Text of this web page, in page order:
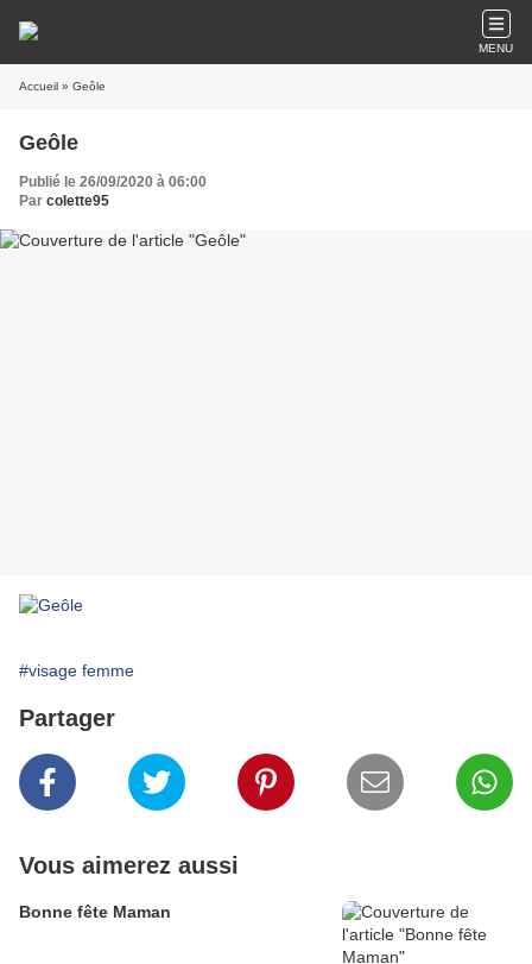
MENU
Accueil » Geôle
Geôle
Publié le 26/09/2020 à 06:00
Par colette95
#visage femme
Partager
Vous aimerez aussi
Bonne fête Maman